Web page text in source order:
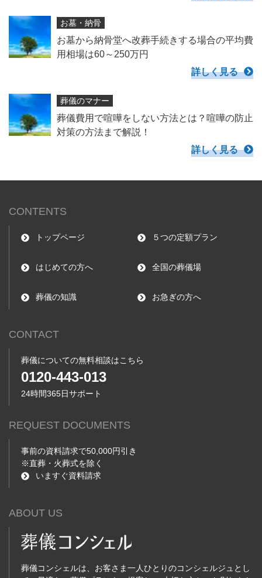
お墓・納骨
お墓から納骨堂へ改葬手続きする場合の平均費
用相場は60～250万円
詳しく見る
葬儀のマナー
葬儀費用で喧嘩をしない方法とは？喧嘩の防止
対策の方法まで解説！
詳しく見る
CONTENTS
トップページ ５つの定額プラン
はじめての方へ 全国の葬儀場
葬儀の知識 お急ぎの方へ
CONTACT
葬儀についての無料相談はこちら
0120-443-013
24時間365日サポート
REQUEST DOCUMENTS
事前の資料請求で50,000円引き
※直葬・火葬式を除く
いますぐ資料請求
ABOUT US
葬儀コンシェルは、お客さま一人ひとりのコンシェルジュとし